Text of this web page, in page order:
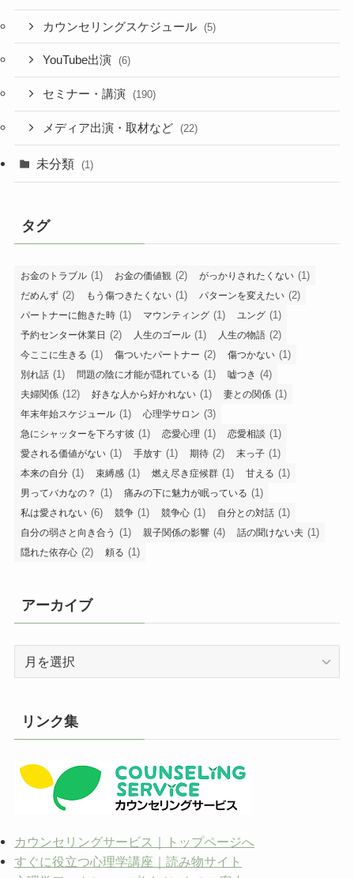
カウンセリングスケジュール (5)
YouTube出演 (6)
セミナー・講演 (190)
メディア出演・取材など (22)
未分類 (1)
タグ
お金のトラブル (1) お金の価値観 (2) がっかりされたくない (1)
だめんず (2) もう傷つきたくない (1) パターンを変えたい (2)
パートナーに飽きた時 (1) マウンティング (1) ユング (1)
予約センター休業日 (2) 人生のゴール (1) 人生の物語 (2)
今ここに生きる (1) 傷ついたパートナー (2) 傷つかない (1)
別れ話 (1) 問題の陰に才能が隠れている (1) 嘘つき (4)
夫婦関係 (12) 好きな人から好かれない (1) 妻との関係 (1)
年末年始スケジュール (1) 心理学サロン (3)
急にシャッターを下ろす彼 (1) 恋愛心理 (1) 恋愛相談 (1)
愛される価値がない (1) 手放す (1) 期待 (2) 末っ子 (1)
本来の自分 (1) 束縛感 (1) 燃え尽き症候群 (1) 甘える (1)
男ってバカなの？ (1) 痛みの下に魅力が眠っている (1)
私は愛されない (6) 競争 (1) 競争心 (1) 自分との対話 (1)
自分の弱さと向き合う (1) 親子関係の影響 (4) 話の聞けない夫 (1)
隠れた依存心 (2) 頼る (1)
アーカイブ
イ
リンク集
カウンセリングサービス｜トップページへ
すぐに役立つ心理学講座｜読み物サイト